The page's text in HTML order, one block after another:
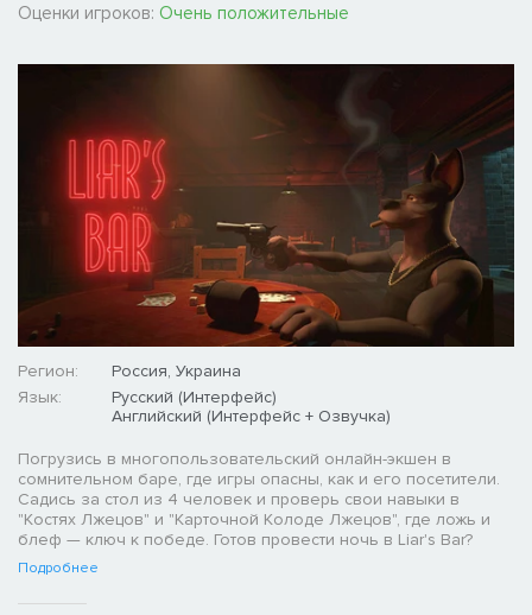
Оценки игроков: Очень положительные
Регион:
Россия, Украина
Язык:
Русский (Интерфейс)
Английский (Интерфейс + Озвучка)
Погрузись в многопользовательский онлайн-экшен в
сомнительном баре, где игры опасны, как и его посетители.
Садись за стол из 4 человек и проверь свои навыки в
"Костях Лжецов" и "Карточной Колоде Лжецов", где ложь и
блеф — ключ к победе. Готов провести ночь в Liar's Bar?
Подробнее